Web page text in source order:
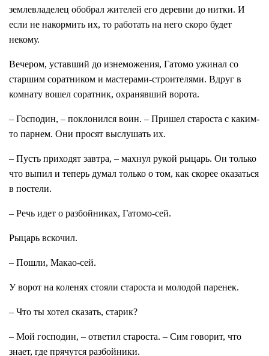
землевладелец обобрал жителей его деревни до нитки. И
если не накормить их, то работать на него скоро будет
некому.
Вечером, уставший до изнеможения, Гатомо ужинал со
старшим соратником и мастерами-строителями. Вдруг в
комнату вошел соратник, охранявший ворота.
– Господин, – поклонился воин. – Пришел староста с каким-
то парнем. Они просят выслушать их.
– Пусть приходят завтра, – махнул рукой рыцарь. Он только
что выпил и теперь думал только о том, как скорее оказаться
в постели.
– Речь идет о разбойниках, Гатомо-сей.
Рыцарь вскочил.
– Пошли, Макао-сей.
У ворот на коленях стояли староста и молодой паренек.
– Что ты хотел сказать, старик?
– Мой господин, – ответил староста. – Сим говорит, что
знает, где прячутся разбойники.